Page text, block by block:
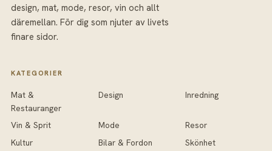
design, mat, mode, resor, vin och allt
däremellan. För dig som njuter av livets
finare sidor.
KATEGORIER
Mat &
Restauranger
Design Inredning
Vin & Sprit Mode
Resor
Kultur
Bilar & Fordon Skönhet